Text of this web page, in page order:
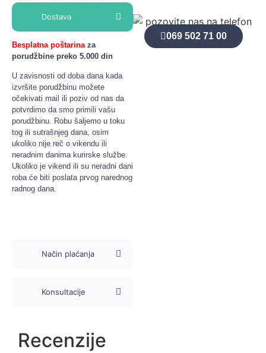
Dostava
Besplatna poštarina za
porudžbine preko 5.000 din
U zavisnosti od doba dana kada
izvršite porudžbinu možete
očekivati mail ili poziv od nas da
potvrdimo da smo primili vašu
porudžbinu. Robu šaljemo u toku
tog ili sutrašnjeg dana, osim
ukoliko nije reč o vikendu ili
neradnim danima kurirske službe.
Ukoliko je vikend ili su neradni dani
roba će biti poslata prvog narednog
radnog dana.
Način plaćanja
Konsultacije
069 502 71 00
Recenzije